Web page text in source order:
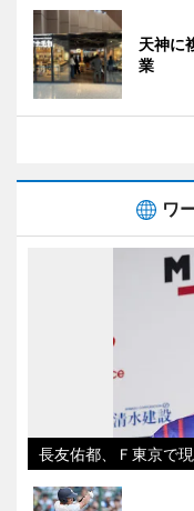
天神に
業
ワ
長友佑都、Ｆ東京で